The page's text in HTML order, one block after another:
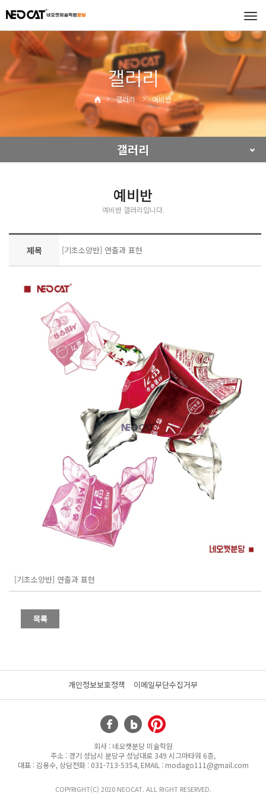
갤러리
갤러리 예비반
갤러리
예비반
예비반 갤러리입니다.
제목 [기초소양반] 연출과 표현
[기초소양반] 연출과 표현
개인정보보호정책 이메일무단수집거부
회사 : 네오캣분당 미술학원
주소 : 경기 성남시 분당구 성남대로 349 시그마타워 6층,
대표 : 김용수, 상담전화 : 031-713-5354, EMAIL : modago111@gmail.com
COPYRIGHT(C) 2020 NEOCAT. ALL RIGHT RESERVED.